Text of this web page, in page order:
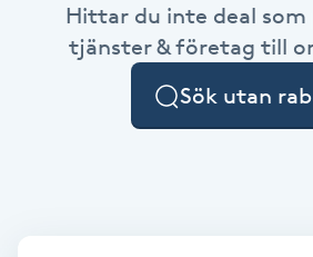
Fotmassage
Hittar du inte deal som
tjänster & företag till
Sök utan